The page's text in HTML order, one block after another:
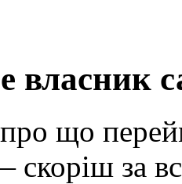
власник
що
скоріш за